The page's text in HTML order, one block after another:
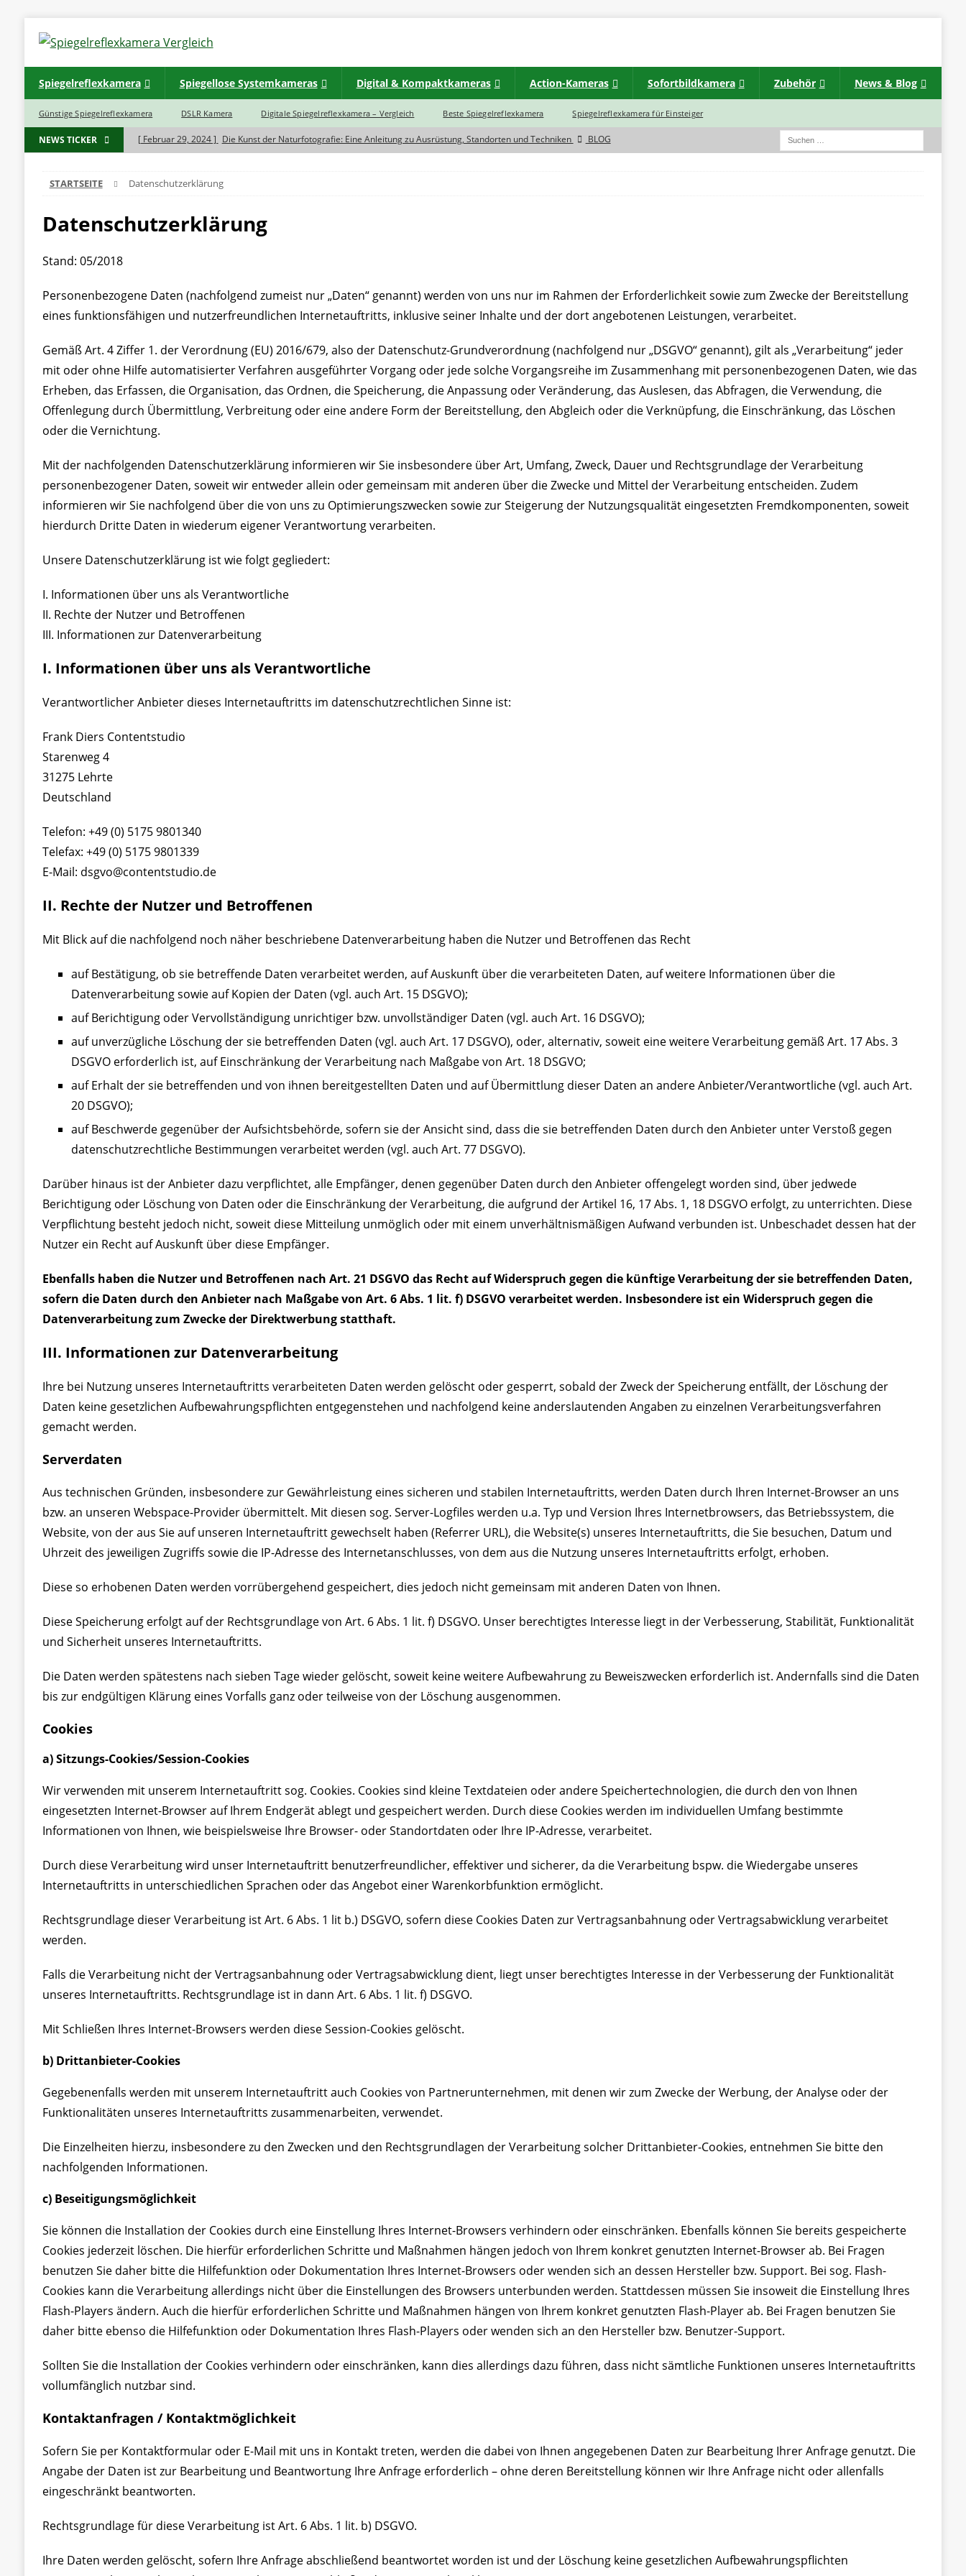
Spiegelreflexkamera Spiegellose Systemkameras Digital & Kompaktkameras Action-Kameras Sofortbildkamera Zubehör News & Blog
Günstige Spiegelreflexkamera DSLR Kamera Digitale Spiegelreflexkamera – Vergleich Beste Spiegelreflexkamera Spiegelreflexkamera für Einsteiger
NEWS TICKER [ Februar 29, 2024 ] Die Kunst der Naturfotografie: Eine Anleitung zu Ausrüstung, Standorten und Techniken
BLOG
BLOG
INSTAX SQ 6 EX D Sofortbildkamera
STARTSEITE Datenschutzerklärung
Datenschutzerklärung
Stand: 05/2018
Personenbezogene Daten (nachfolgend zumeist nur „Daten“ genannt) werden von uns nur im Rahmen der Erforderlichkeit sowie zum Zwecke der Bereitstellung
eines funktionsfähigen und nutzerfreundlichen Internetauftritts, inklusive seiner Inhalte und der dort angebotenen Leistungen, verarbeitet.
Gemäß Art. 4 Ziffer 1. der Verordnung (EU) 2016/679, also der Datenschutz-Grundverordnung (nachfolgend nur „DSGVO“ genannt), gilt als „Verarbeitung“ jeder
mit oder ohne Hilfe automatisierter Verfahren ausgeführter Vorgang oder jede solche Vorgangsreihe im Zusammenhang mit personenbezogenen Daten, wie das
Erheben, das Erfassen, die Organisation, das Ordnen, die Speicherung, die Anpassung oder Veränderung, das Auslesen, das Abfragen, die Verwendung, die
Offenlegung durch Übermittlung, Verbreitung oder eine andere Form der Bereitstellung, den Abgleich oder die Verknüpfung, die Einschränkung, das Löschen
oder die Vernichtung.
Mit der nachfolgenden Datenschutzerklärung informieren wir Sie insbesondere über Art, Umfang, Zweck, Dauer und Rechtsgrundlage der Verarbeitung
personenbezogener Daten, soweit wir entweder allein oder gemeinsam mit anderen über die Zwecke und Mittel der Verarbeitung entscheiden. Zudem
informieren wir Sie nachfolgend über die von uns zu Optimierungszwecken sowie zur Steigerung der Nutzungsqualität eingesetzten Fremdkomponenten, soweit
hierdurch Dritte Daten in wiederum eigener Verantwortung verarbeiten.
Unsere Datenschutzerklärung ist wie folgt gegliedert:
I. Informationen über uns als Verantwortliche
II. Rechte der Nutzer und Betroffenen
III. Informationen zur Datenverarbeitung
I. Informationen über uns als Verantwortliche
Verantwortlicher Anbieter dieses Internetauftritts im datenschutzrechtlichen Sinne ist:
Frank Diers Contentstudio
Starenweg 4
31275 Lehrte
Deutschland
Telefon: +49 (0) 5175 9801340
Telefax: +49 (0) 5175 9801339
E-Mail: dsgvo@contentstudio.de
II. Rechte der Nutzer und Betroffenen
Mit Blick auf die nachfolgend noch näher beschriebene Datenverarbeitung haben die Nutzer und Betroffenen das Recht
auf Bestätigung, ob sie betreffende Daten verarbeitet werden, auf Auskunft über die verarbeiteten Daten, auf weitere Informationen über die
Datenverarbeitung sowie auf Kopien der Daten (vgl. auch Art. 15 DSGVO);
auf Berichtigung oder Vervollständigung unrichtiger bzw. unvollständiger Daten (vgl. auch Art. 16 DSGVO);
auf unverzügliche Löschung der sie betreffenden Daten (vgl. auch Art. 17 DSGVO), oder, alternativ, soweit eine weitere Verarbeitung gemäß Art. 17 Abs. 3
DSGVO erforderlich ist, auf Einschränkung der Verarbeitung nach Maßgabe von Art. 18 DSGVO;
auf Erhalt der sie betreffenden und von ihnen bereitgestellten Daten und auf Übermittlung dieser Daten an andere Anbieter/Verantwortliche (vgl. auch Art.
20 DSGVO);
auf Beschwerde gegenüber der Aufsichtsbehörde, sofern sie der Ansicht sind, dass die sie betreffenden Daten durch den Anbieter unter Verstoß gegen
datenschutzrechtliche Bestimmungen verarbeitet werden (vgl. auch Art. 77 DSGVO).
Darüber hinaus ist der Anbieter dazu verpflichtet, alle Empfänger, denen gegenüber Daten durch den Anbieter offengelegt worden sind, über jedwede
Berichtigung oder Löschung von Daten oder die Einschränkung der Verarbeitung, die aufgrund der Artikel 16, 17 Abs. 1, 18 DSGVO erfolgt, zu unterrichten. Diese
Verpflichtung besteht jedoch nicht, soweit diese Mitteilung unmöglich oder mit einem unverhältnismäßigen Aufwand verbunden ist. Unbeschadet dessen hat der
Nutzer ein Recht auf Auskunft über diese Empfänger.
Ebenfalls haben die Nutzer und Betroffenen nach Art. 21 DSGVO das Recht auf Widerspruch gegen die künftige Verarbeitung der sie betreffenden Daten,
sofern die Daten durch den Anbieter nach Maßgabe von Art. 6 Abs. 1 lit. f) DSGVO verarbeitet werden. Insbesondere ist ein Widerspruch gegen die
Datenverarbeitung zum Zwecke der Direktwerbung statthaft.
III. Informationen zur Datenverarbeitung
Ihre bei Nutzung unseres Internetauftritts verarbeiteten Daten werden gelöscht oder gesperrt, sobald der Zweck der Speicherung entfällt, der Löschung der
Daten keine gesetzlichen Aufbewahrungspflichten entgegenstehen und nachfolgend keine anderslautenden Angaben zu einzelnen Verarbeitungsverfahren
gemacht werden.
Serverdaten
Aus technischen Gründen, insbesondere zur Gewährleistung eines sicheren und stabilen Internetauftritts, werden Daten durch Ihren Internet-Browser an uns
bzw. an unseren Webspace-Provider übermittelt. Mit diesen sog. Server-Logfiles werden u.a. Typ und Version Ihres Internetbrowsers, das Betriebssystem, die
Website, von der aus Sie auf unseren Internetauftritt gewechselt haben (Referrer URL), die Website(s) unseres Internetauftritts, die Sie besuchen, Datum und
Uhrzeit des jeweiligen Zugriffs sowie die IP-Adresse des Internetanschlusses, von dem aus die Nutzung unseres Internetauftritts erfolgt, erhoben.
Diese so erhobenen Daten werden vorrübergehend gespeichert, dies jedoch nicht gemeinsam mit anderen Daten von Ihnen.
Diese Speicherung erfolgt auf der Rechtsgrundlage von Art. 6 Abs. 1 lit. f) DSGVO. Unser berechtigtes Interesse liegt in der Verbesserung, Stabilität, Funktionalität
und Sicherheit unseres Internetauftritts.
Die Daten werden spätestens nach sieben Tage wieder gelöscht, soweit keine weitere Aufbewahrung zu Beweiszwecken erforderlich ist. Andernfalls sind die Daten
bis zur endgültigen Klärung eines Vorfalls ganz oder teilweise von der Löschung ausgenommen.
Cookies
a) Sitzungs-Cookies/Session-Cookies
Wir verwenden mit unserem Internetauftritt sog. Cookies. Cookies sind kleine Textdateien oder andere Speichertechnologien, die durch den von Ihnen
eingesetzten Internet-Browser auf Ihrem Endgerät ablegt und gespeichert werden. Durch diese Cookies werden im individuellen Umfang bestimmte
Informationen von Ihnen, wie beispielsweise Ihre Browser- oder Standortdaten oder Ihre IP-Adresse, verarbeitet.
Durch diese Verarbeitung wird unser Internetauftritt benutzerfreundlicher, effektiver und sicherer, da die Verarbeitung bspw. die Wiedergabe unseres
Internetauftritts in unterschiedlichen Sprachen oder das Angebot einer Warenkorbfunktion ermöglicht.
Rechtsgrundlage dieser Verarbeitung ist Art. 6 Abs. 1 lit b.) DSGVO, sofern diese Cookies Daten zur Vertragsanbahnung oder Vertragsabwicklung verarbeitet
werden.
Falls die Verarbeitung nicht der Vertragsanbahnung oder Vertragsabwicklung dient, liegt unser berechtigtes Interesse in der Verbesserung der Funktionalität
unseres Internetauftritts. Rechtsgrundlage ist in dann Art. 6 Abs. 1 lit. f) DSGVO.
Mit Schließen Ihres Internet-Browsers werden diese Session-Cookies gelöscht.
b) Drittanbieter-Cookies
Gegebenenfalls werden mit unserem Internetauftritt auch Cookies von Partnerunternehmen, mit denen wir zum Zwecke der Werbung, der Analyse oder der
Funktionalitäten unseres Internetauftritts zusammenarbeiten, verwendet.
Die Einzelheiten hierzu, insbesondere zu den Zwecken und den Rechtsgrundlagen der Verarbeitung solcher Drittanbieter-Cookies, entnehmen Sie bitte den
nachfolgenden Informationen.
c) Beseitigungsmöglichkeit
Sie können die Installation der Cookies durch eine Einstellung Ihres Internet-Browsers verhindern oder einschränken. Ebenfalls können Sie bereits gespeicherte
Cookies jederzeit löschen. Die hierfür erforderlichen Schritte und Maßnahmen hängen jedoch von Ihrem konkret genutzten Internet-Browser ab. Bei Fragen
benutzen Sie daher bitte die Hilfefunktion oder Dokumentation Ihres Internet-Browsers oder wenden sich an dessen Hersteller bzw. Support. Bei sog. Flash-
Cookies kann die Verarbeitung allerdings nicht über die Einstellungen des Browsers unterbunden werden. Stattdessen müssen Sie insoweit die Einstellung Ihres
Flash-Players ändern. Auch die hierfür erforderlichen Schritte und Maßnahmen hängen von Ihrem konkret genutzten Flash-Player ab. Bei Fragen benutzen Sie
daher bitte ebenso die Hilfefunktion oder Dokumentation Ihres Flash-Players oder wenden sich an den Hersteller bzw. Benutzer-Support.
Sollten Sie die Installation der Cookies verhindern oder einschränken, kann dies allerdings dazu führen, dass nicht sämtliche Funktionen unseres Internetauftritts
vollumfänglich nutzbar sind.
Kontaktanfragen / Kontaktmöglichkeit
Sofern Sie per Kontaktformular oder E-Mail mit uns in Kontakt treten, werden die dabei von Ihnen angegebenen Daten zur Bearbeitung Ihrer Anfrage genutzt. Die
Angabe der Daten ist zur Bearbeitung und Beantwortung Ihre Anfrage erforderlich – ohne deren Bereitstellung können wir Ihre Anfrage nicht oder allenfalls
eingeschränkt beantworten.
Rechtsgrundlage für diese Verarbeitung ist Art. 6 Abs. 1 lit. b) DSGVO.
Ihre Daten werden gelöscht, sofern Ihre Anfrage abschließend beantwortet worden ist und der Löschung keine gesetzlichen Aufbewahrungspflichten